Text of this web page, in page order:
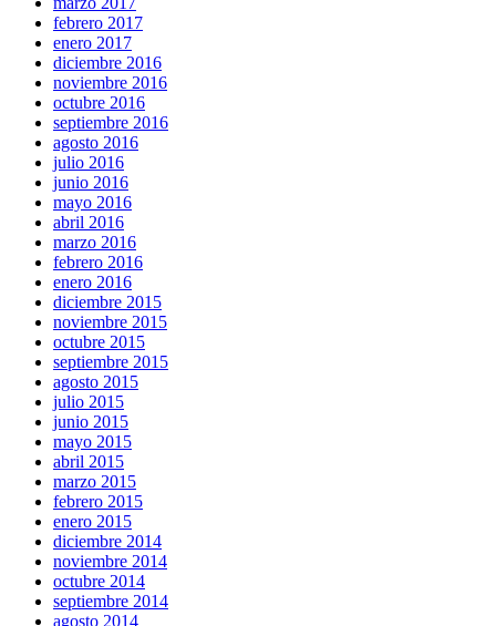
febrero 2017
enero 2017
diciembre 2016
noviembre 2016
octubre 2016
septiembre 2016
agosto 2016
julio 2016
junio 2016
mayo 2016
abril 2016
marzo 2016
febrero 2016
enero 2016
diciembre 2015
noviembre 2015
octubre 2015
septiembre 2015
agosto 2015
julio 2015
junio 2015
mayo 2015
abril 2015
marzo 2015
febrero 2015
enero 2015
diciembre 2014
noviembre 2014
octubre 2014
septiembre 2014
agosto 2014